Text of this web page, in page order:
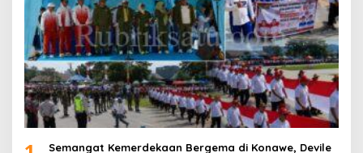
Semangat Kemerdekaan Bergema di Konawe, Devile